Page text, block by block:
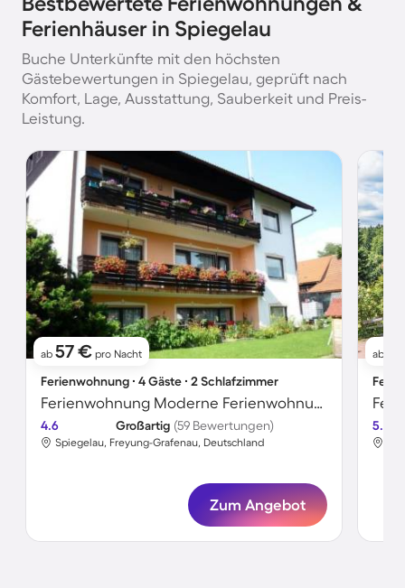
Ferienhäuser in Spiegelau
Buche Unterkünfte mit den höchsten
Gästebewertungen in Spiegelau, geprüft nach
Komfort, Lage, Ausstattung, Sauberkeit und Preis-
Leistung.
ab 57 € pro Nacht
Ferienwohnung ∙ 4 Gäste ∙ 2 Schlafzimmer
Ferienwohnung Moderne Ferienwohnung mit Gartennutzung
4.6 Großartig (59 Bewertungen)
Spiegelau, Freyung-Grafenau, Deutschland
Zum Angebot
ab
5.0